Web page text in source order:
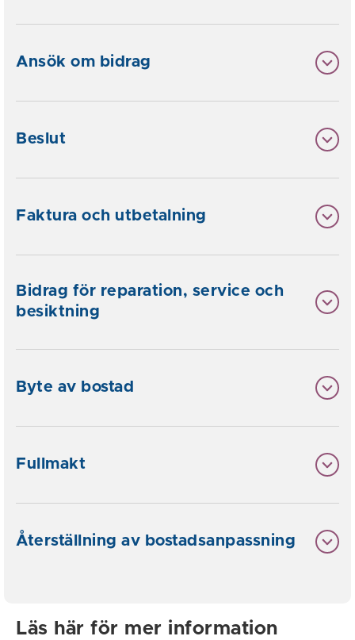
Ansök om bidrag
Beslut
Faktura och utbetalning
Bidrag för reparation, service och
besiktning
Byte av bostad
Fullmakt
Återställning av bostadsanpassning
Läs här för mer information